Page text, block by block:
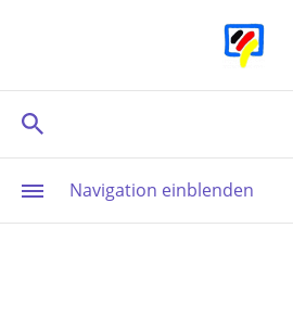
Navigation einblenden